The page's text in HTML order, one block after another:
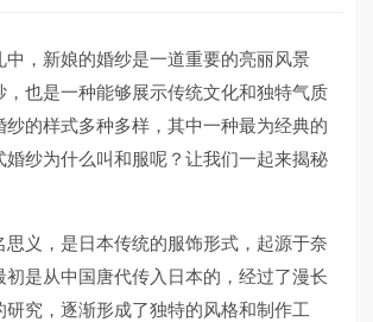
中，新娘的婚纱是一道重要的亮丽风景
，也是一种能够展示传统文化和独特气质
纱的样式多种多样，其中一种最为经典的
婚纱为什么叫和服呢？让我们一起来揭秘
思义，是日本传统的服饰形式，起源于奈
初是从中国唐代传入日本的，经过了漫长
研究，逐渐形成了独特的风格和制作工